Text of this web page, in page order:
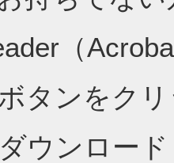
（
タンをク
ウンロー